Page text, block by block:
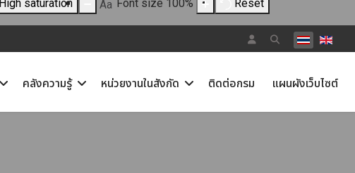
High saturation Aa Font size 100% Reset
เลือกภาษาข
คลังความรู้ หน่วยงานในสังกัด ติดต่อกรม แผนผังเว็บไซต์